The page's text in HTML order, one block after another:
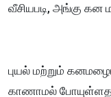
வீசியபடி, அங்கு கன
புயல் மற்றும்
காணாமல்